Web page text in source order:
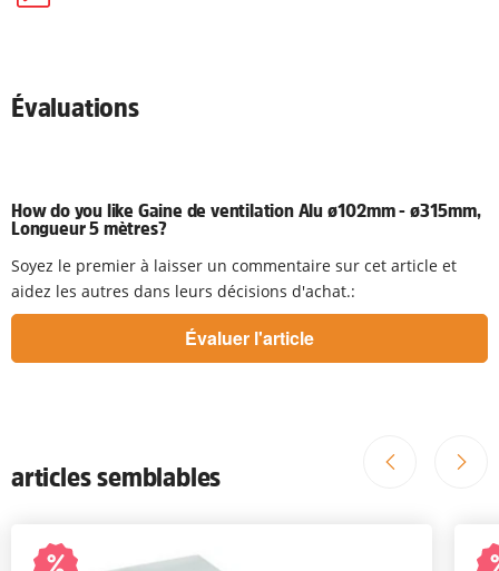
Évaluations
How do you like Gaine de ventilation Alu ø102mm - ø315mm,
Longueur 5 mètres?
Soyez le premier à laisser un commentaire sur cet article et
aidez les autres dans leurs décisions d'achat.:
articles semblables